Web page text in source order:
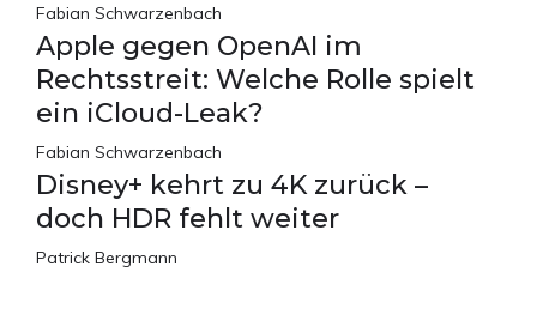
Fabian Schwarzenbach
Apple gegen OpenAI im
Rechtsstreit: Welche Rolle spielt
ein iCloud-Leak?
Fabian Schwarzenbach
Disney+ kehrt zu 4K zurück –
doch HDR fehlt weiter
Patrick Bergmann